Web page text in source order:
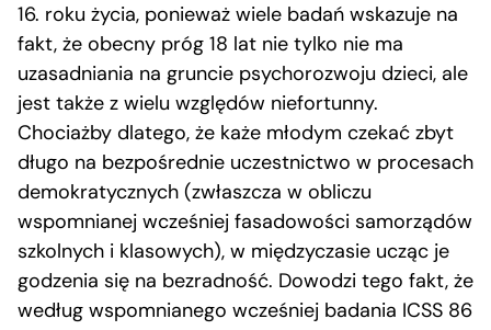
16. roku życia, ponieważ wiele badań wskazuje na
fakt, że obecny próg 18 lat nie tylko nie ma
uzasadniania na gruncie psychorozwoju dzieci, ale
jest także z wielu względów niefortunny.
Chociażby dlatego, że każe młodym czekać zbyt
długo na bezpośrednie uczestnictwo w procesach
demokratycznych (zwłaszcza w obliczu
wspomnianej wcześniej fasadowości samorządów
szkolnych i klasowych), w międzyczasie ucząc je
godzenia się na bezradność. Dowodzi tego fakt, że
według wspomnianego wcześniej badania ICSS 86